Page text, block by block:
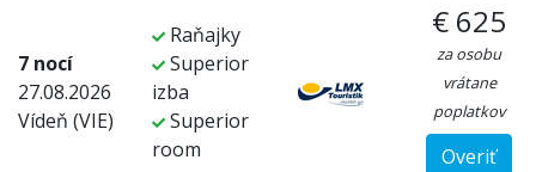
7 nocí
27.08.2026
Vídeň (VIE)
Raňajky
Superior
izba
Superior
room
€ 625
za osobu
vrátane
poplatkov
Overiť